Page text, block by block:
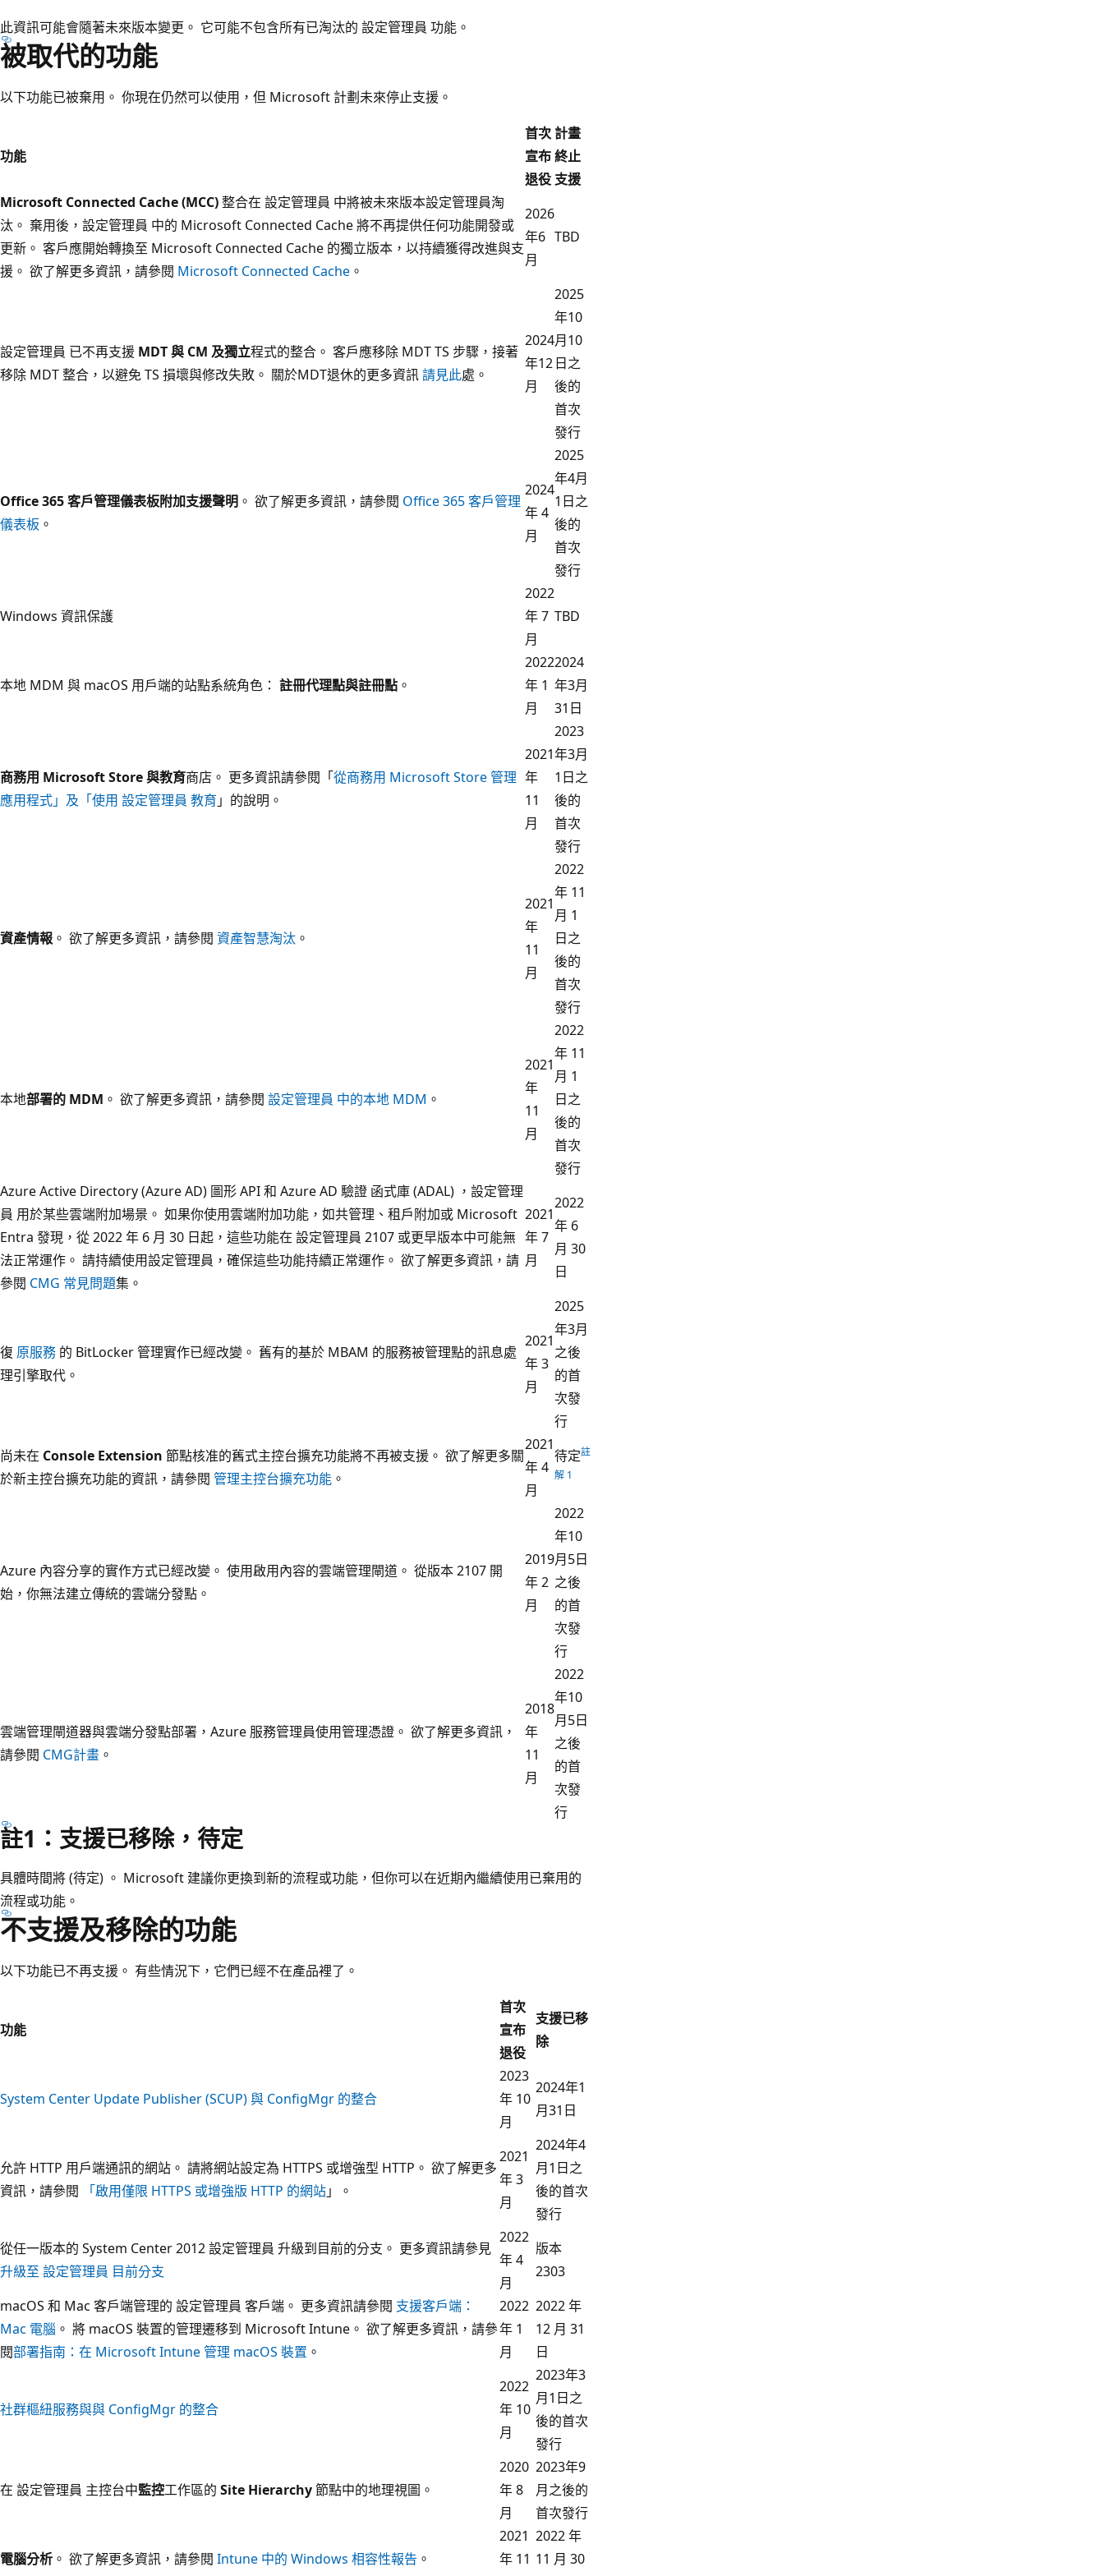
此資訊可能會隨著未來版本變更。 它可能不包含所有已淘汰的 設定管理員 功能。
被取代的功能
以下功能已被棄用。 你現在仍然可以使用，但 Microsoft 計劃未來停止支援。
功能
首次
宣布
退役
計畫
終止
支援
Microsoft Connected Cache (MCC)整合在 設定管理員 中將被未來版本設定管理員淘
汰。 棄用後，設定管理員 中的 Microsoft Connected Cache 將不再提供任何功能開發或
更新。 客戶應開始轉換至 Microsoft Connected Cache 的獨立版本，以持續獲得改進與支
援。 欲了解更多資訊，請參閱 Microsoft Connected Cache 。
2026
年6
月
TBD
設定管理員 已不再支援 MDT 與 CM 及獨立程式的整合。 客戶應移除 MDT TS 步驟，接著
移除 MDT 整合，以避免 TS 損壞與修改失敗。 關於MDT退休的更多資訊請見此處。
2024
年12
月
2025
年10
月10
日之
後的
首次
發行
Office 365 客戶管理儀表板附加支援聲明 。 欲了解更多資訊，請參閱 Office 365 客戶管理
儀表板 。
2024
年 4
月
2025
年4月
1日之
後的
首次
發行
Windows 資訊保護
2022
年 7
月
TBD
本地 MDM 與 macOS 用戶端的站點系統角色： 註冊代理點與註冊點 。
2022
年 1
月
2024
年3月
31日
商務用 Microsoft Store 與教育商店。 更多資訊請參閱「從商務用 Microsoft Store 管理
應用程式」及「使用 設定管理員 教育 」的說明。
2021
年
11
月
2023
年3月
1日之
後的
首次
發行
資產情報 。 欲了解更多資訊，請參閱 資產智慧淘汰 。
2021
年
11
月
2022
年 11
月 1
日之
後的
首次
發行
本地部署的 MDM 。 欲了解更多資訊，請參閱 設定管理員 中的本地 MDM 。
2021
年
11
月
2022
年 11
月 1
日之
後的
首次
發行
Azure Active Directory (Azure AD) 圖形 API 和 Azure AD 驗證 函式庫 (ADAL) ，設定管理
員 用於某些雲端附加場景。 如果你使用雲端附加功能，如共管理、租戶附加或 Microsoft
Entra 發現，從 2022 年 6 月 30 日起，這些功能在 設定管理員 2107 或更早版本中可能無
法正常運作。 請持續使用設定管理員，確保這些功能持續正常運作。 欲了解更多資訊，請
參閱 CMG 常見問題集。
2021
年 7
月
2022
年 6
月 30
日
復 原服務 的 BitLocker 管理實作已經改變。 舊有的基於 MBAM 的服務被管理點的訊息處
理引擎取代。
2021
年 3
月
2025
年3月
之後
的首
次發
行
尚未在 Console Extension 節點核准的舊式主控台擴充功能將不再被支援。 欲了解更多關
於新主控台擴充功能的資訊，請參閱 管理主控台擴充功能 。
2021
年 4
月
待定註
解 1
Azure 內容分享的實作方式已經改變。 使用啟用內容的雲端管理閘道。 從版本 2107 開
始，你無法建立傳統的雲端分發點。
2019
年 2
月
2022
年10
月5日
之後
的首
次發
行
雲端管理閘道器與雲端分發點部署，Azure 服務管理員使用管理憑證。 欲了解更多資訊，
請參閱 CMG計畫 。
2018
年
11
月
2022
年10
月5日
之後
的首
次發
行
註1：支援已移除，待定
具體時間將 (待定) 。 Microsoft 建議你更換到新的流程或功能，但你可以在近期內繼續使用已棄用的
流程或功能。
不支援及移除的功能
以下功能已不再支援。 有些情況下，它們已經不在產品裡了。
功能
首次
宣布
退役
支援已移
除
System Center Update Publisher (SCUP) 與 ConfigMgr 的整合
2023
年 10
月
2024年1
月31日
允許 HTTP 用戶端通訊的網站。 請將網站設定為 HTTPS 或增強型 HTTP。 欲了解更多
資訊，請參閱
「啟用僅限 HTTPS 或增強版 HTTP 的網站」。
2021
年 3
月
2024年4
月1日之
後的首次
發行
從任一版本的 System Center 2012 設定管理員 升級到目前的分支。 更多資訊請參見
升級至 設定管理員 目前分支
2022
年 4
月
版本
2303
macOS 和 Mac 客戶端管理的 設定管理員 客戶端。 更多資訊請參閱 支援客戶端：
Mac 電腦 。 將 macOS 裝置的管理遷移到 Microsoft Intune。 欲了解更多資訊，請參
閱部署指南：在 Microsoft Intune 管理 macOS 裝置 。
2022
年 1
月
2022 年
12 月 31
日
社群樞紐服務與與 ConfigMgr 的整合
2022
年 10
月
2023年3
月1日之
後的首次
發行
在 設定管理員 主控台中監控工作區的 Site Hierarchy節點中的地理視圖。
2020
年 8
月
2023年9
月之後的
首次發行
電腦分析 。 欲了解更多資訊，請參閱 Intune 中的 Windows 相容性報告 。
2021
年 11
2022 年
11 月 30